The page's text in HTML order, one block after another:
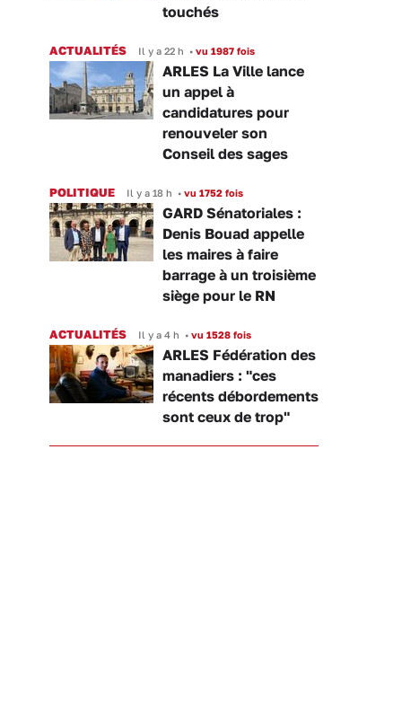
touchés
ACTUALITÉS Il y a 22 h • vu 1987 fois
ARLES La Ville lance
un appel à
candidatures pour
renouveler son
Conseil des sages
POLITIQUE Il y a 18 h • vu 1752 fois
GARD Sénatoriales :
Denis Bouad appelle
les maires à faire
barrage à un troisième
siège pour le RN
ACTUALITÉS Il y a 4 h • vu 1528 fois
ARLES Fédération des
manadiers : "ces
récents débordements
sont ceux de trop"